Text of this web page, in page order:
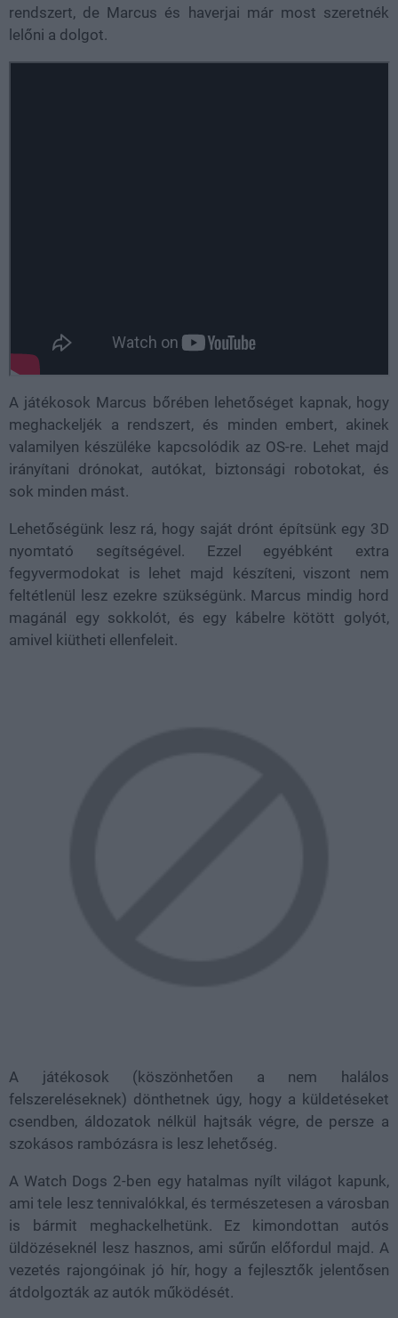
rendszert, de Marcus és haverjai már most szeretnék
lelőni a dolgot.
A játékosok Marcus bőrében lehetőséget kapnak, hogy
meghackeljék a rendszert, és minden embert, akinek
valamilyen készüléke kapcsolódik az OS-re. Lehet majd
irányítani drónokat, autókat, biztonsági robotokat, és
sok minden mást.
Lehetőségünk lesz rá, hogy saját drónt építsünk egy 3D
nyomtató segítségével. Ezzel egyébként extra
fegyvermodokat is lehet majd készíteni, viszont nem
feltétlenül lesz ezekre szükségünk. Marcus mindig hord
magánál egy sokkolót, és egy kábelre kötött golyót,
amivel kiütheti ellenfeleit.
A játékosok (köszönhetően a nem halálos
felszereléseknek) dönthetnek úgy, hogy a küldetéseket
csendben, áldozatok nélkül hajtsák végre, de persze a
szokásos rambózásra is lesz lehetőség.
A Watch Dogs 2-ben egy hatalmas nyílt világot kapunk,
ami tele lesz tennivalókkal, és természetesen a városban
is bármit meghackelhetünk. Ez kimondottan autós
üldözéseknél lesz hasznos, ami sűrűn előfordul majd. A
vezetés rajongóinak jó hír, hogy a fejlesztők jelentősen
átdolgozták az autók működését.